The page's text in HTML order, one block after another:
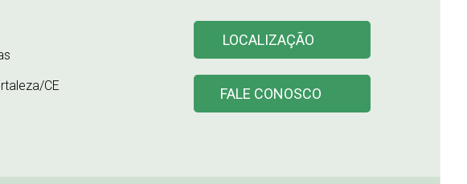
CE
LOCALIZAÇÃO
FALE CONOSCO